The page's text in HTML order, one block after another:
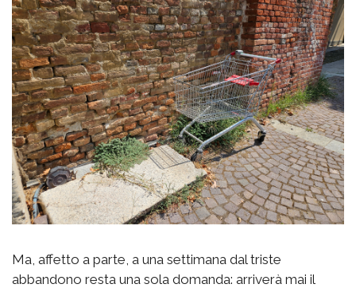
Ma, affetto a parte, a una settimana dal triste
abbandono resta una sola domanda: arriverà mai il